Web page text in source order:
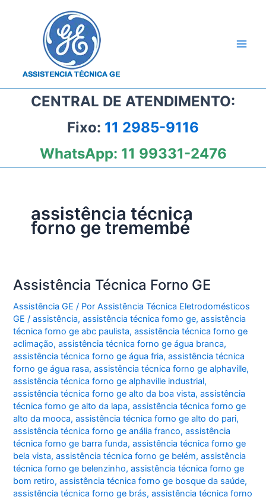
CENTRAL DE ATENDIMENTO:
Fixo: 11 2985-9116
WhatsApp: 11 99331-2476
assistência técnica
forno ge tremembé
Assistência Técnica Forno GE
Assistência GE / PorAssistência Técnica Eletrodomésticos
GE/assistência,assistência técnica forno ge,assistência
técnica forno ge abc paulista,assistência técnica forno ge
aclimação,assistência técnica forno ge água branca,
assistência técnica forno ge água fria,assistência técnica
forno ge água rasa,assistência técnica forno ge alphaville,
assistência técnica forno ge alphaville industrial,
assistência técnica forno ge alto da boa vista,assistência
técnica forno ge alto da lapa,assistência técnica forno ge
alto da mooca,assistência técnica forno ge alto do pari,
assistência técnica forno ge anália franco,assistência
técnica forno ge barra funda,assistência técnica forno ge
bela vista,assistência técnica forno ge belém,assistência
técnica forno ge belenzinho,assistência técnica forno ge
bom retiro,assistência técnica forno ge bosque da saúde,
assistência técnica forno ge brás,assistência técnica forno